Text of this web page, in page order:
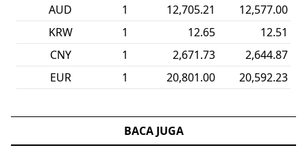
AUD
1 12,705.21
12,577.00
KRW
1 12.65
12.51
CNY
1 2,671.73
2,644.87
EUR
1 20,801.00 20,592.23
BACA JUGA